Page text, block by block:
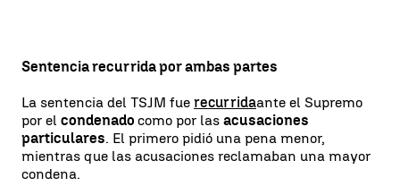
Sentencia recurrida por ambas partes
La sentencia del TSJM fue recurridaante el Supremo
por el condenado como por las acusaciones
particulares. El primero pidió una pena menor,
mientras que las acusaciones reclamaban una mayor
condena.